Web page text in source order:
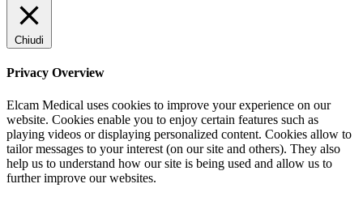
Chiudi
Privacy Overview
Elcam Medical uses cookies to improve your experience on our
website. Cookies enable you to enjoy certain features such as
playing videos or displaying personalized content. Cookies allow to
tailor messages to your interest (on our site and others). They also
help us to understand how our site is being used and allow us to
further improve our websites.